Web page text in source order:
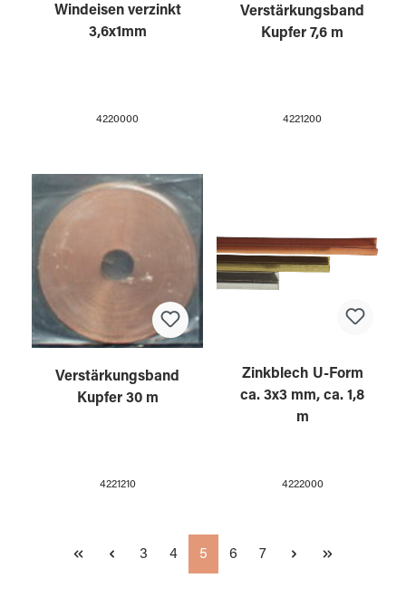
Windeisen verzinkt
3,6x1mm
4220000
Verstärkungsband
Kupfer 7,6 m
4221200
Verstärkungsband
Kupfer 30 m
4221210
Zinkblech U-Form
ca. 3x3 mm, ca. 1,8
m
4222000
Seite
3 Seite
4 Seite
5 Seite
6 Seite
7